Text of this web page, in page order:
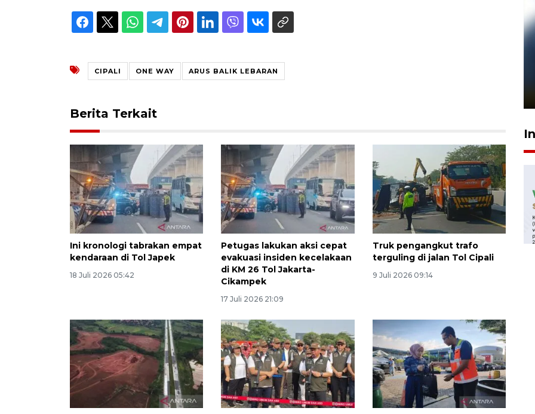
CIPALI ONE WAY ARUS BALIK LEBARAN
Berita Terkait
Ini kronologi tabrakan empat
kendaraan di Tol Japek
18 Juli 2026 05:42
Petugas lakukan aksi cepat
evakuasi insiden kecelakaan
di KM 26 Tol Jakarta-
Cikampek
17 Juli 2026 21:09
Truk pengangkut trafo
terguling di jalan Tol Cipali
9 Juli 2026 09:14